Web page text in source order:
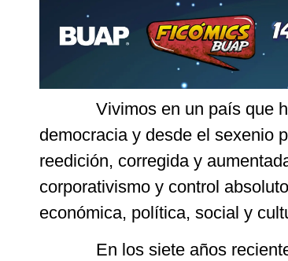
Vivimos en un país que
democracia y desde el sexenio
reedición, corregida y
corporativismo y control
económica, política, social y
En los siete años recientes